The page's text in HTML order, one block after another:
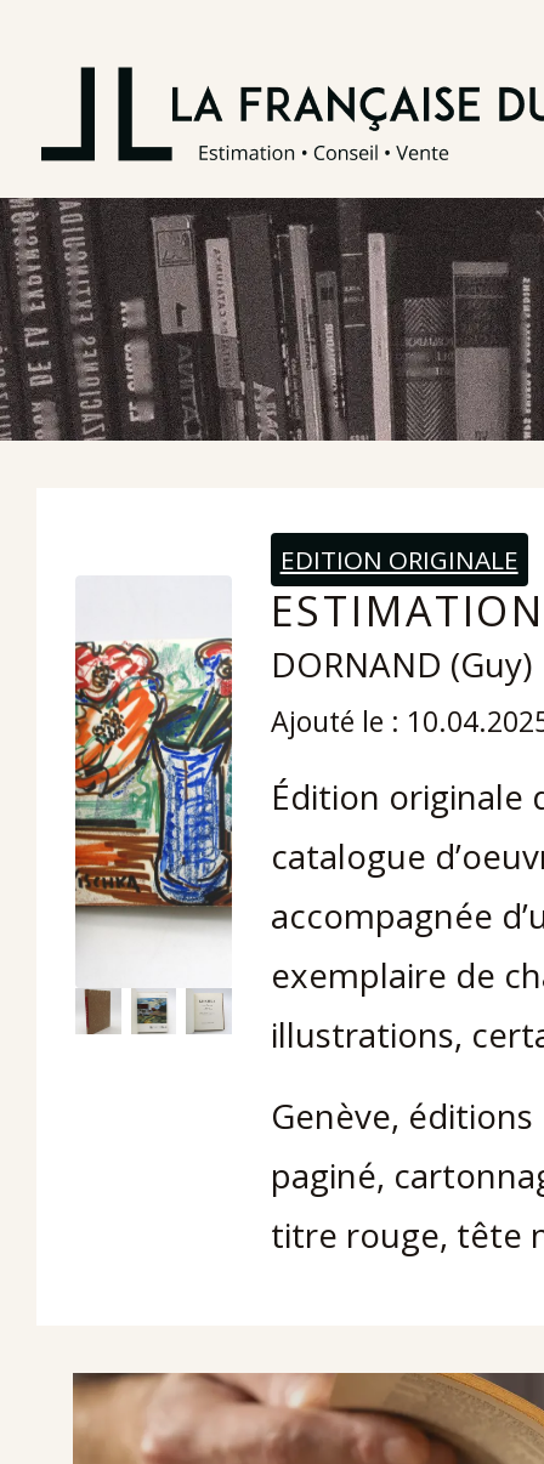
EDITION ORIGINALE
DORNAND (Guy)
Ajouté le :
Édition originale
catalogue
accompagnée
exemplaire de
illustrations,
Genève,
paginé,
titre rouge, tête